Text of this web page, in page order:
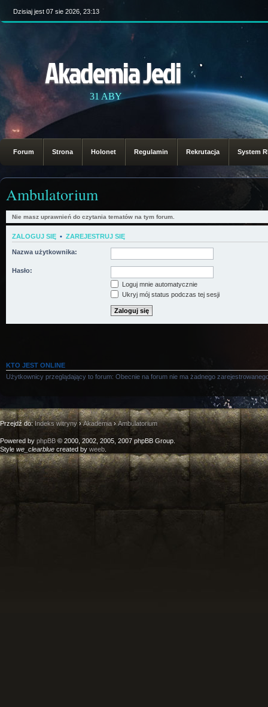
Dzisiaj jest 07 sie 2026, 23:13
Akademia Jedi
31 ABY
Forum Strona Holonet Regulamin Rekrutacja System
Ambulatorium
Nie masz uprawnień do czytania tematów na tym forum.
ZALOGUJ SIĘ • ZAREJESTRUJ SIĘ
Nazwa użytkownika:
Hasło:
Loguj mnie automatycznie
Ukryj mój status podczas tej sesji
KTO JEST ONLINE
Użytkownicy przeglądający to forum: Obecnie na forum nie ma żadnego
Przejdź do:Indeks witryny›Akademia ›Ambulatorium
Powered by phpBB © 2000, 2002, 2005, 2007 phpBB Group.
Style we_clearblue created by weeb